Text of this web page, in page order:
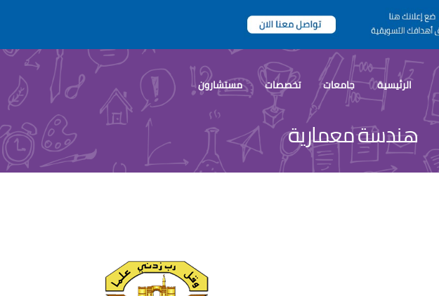
الرئيسية جامعات تخصصات مستشارون
هندسة معمارية